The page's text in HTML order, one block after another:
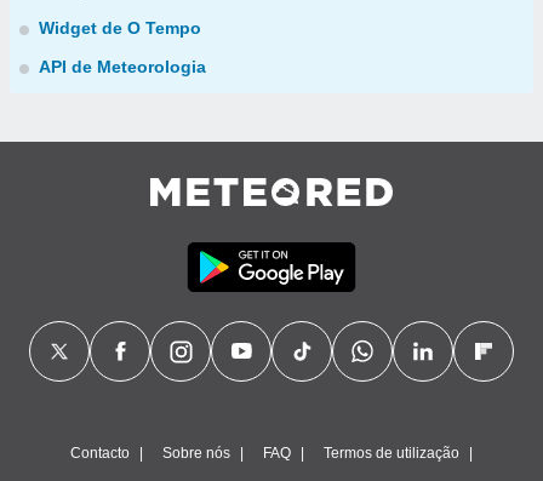
Widget de O Tempo
API de Meteorologia
Contacto Sobre nós FAQ Termos de utilização